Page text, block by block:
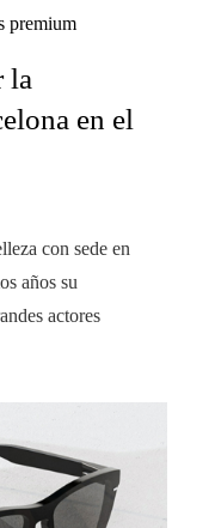
la
en el
con sede en
años su
actores